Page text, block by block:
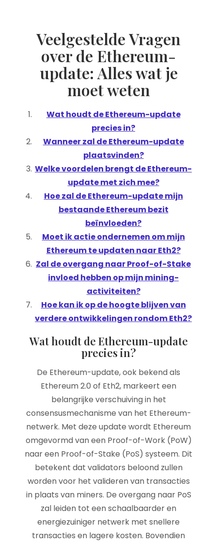
Veelgestelde Vragen
over de Ethereum-
update: Alles wat je
moet weten
Wat houdt de Ethereum-update
precies in?
Wanneer zal de Ethereum-update
plaatsvinden?
Welke voordelen brengt de Ethereum-
update met zich mee?
Hoe zal de Ethereum-update mijn
bestaande Ethereum bezit
beïnvloeden?
Moet ik actie ondernemen om mijn
Ethereum te updaten naar Eth2?
Zal de overgang naar Proof-of-Stake
invloed hebben op mijn mining-
activiteiten?
Hoe kan ik op de hoogte blijven van
verdere ontwikkelingen rondom Eth2?
Wat houdt de Ethereum-update
precies in?
De Ethereum-update, ook bekend als
Ethereum 2.0 of Eth2, markeert een
belangrijke verschuiving in het
consensusmechanisme van het Ethereum-
netwerk. Met deze update wordt Ethereum
omgevormd van een Proof-of-Work (PoW)
naar een Proof-of-Stake (PoS) systeem. Dit
betekent dat validators beloond zullen
worden voor het valideren van transacties
in plaats van miners. De overgang naar PoS
zal leiden tot een schaalbaarder en
energiezuiniger netwerk met snellere
transacties en lagere kosten. Bovendien